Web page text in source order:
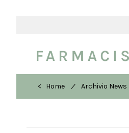
< Home / Archivio News